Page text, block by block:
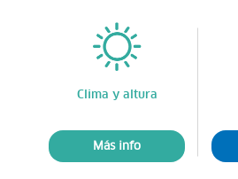
Clima y altura
Más info